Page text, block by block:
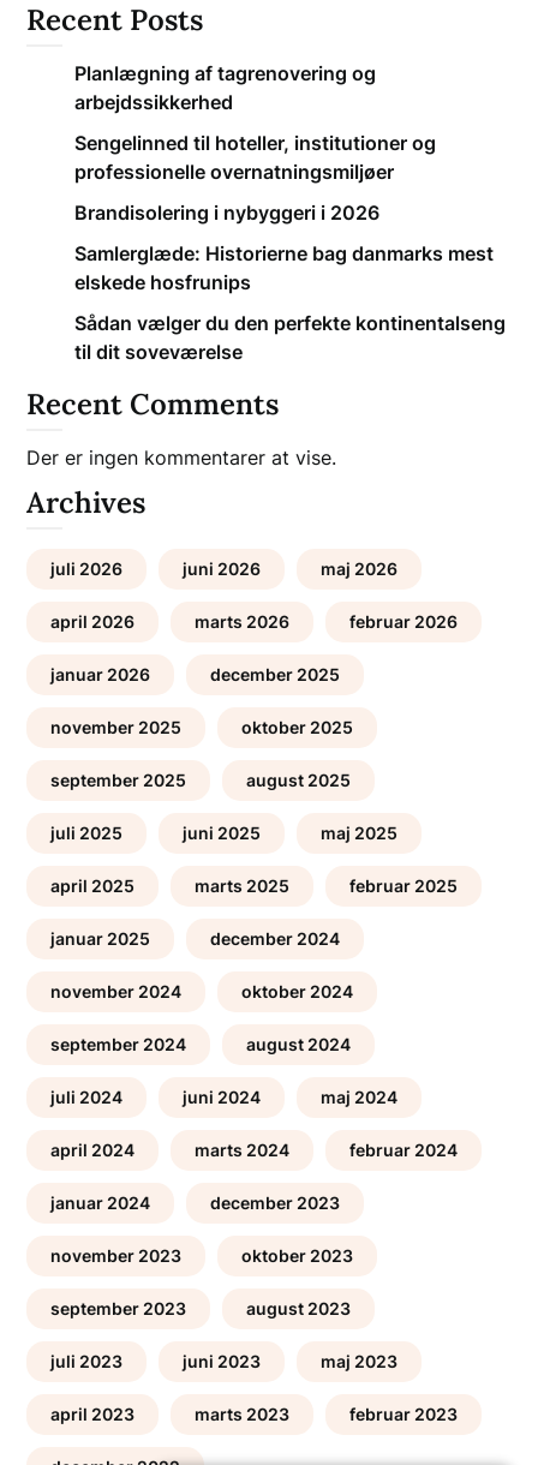
Recent Posts
Planlægning af tagrenovering og
arbejdssikkerhed
Sengelinned til hoteller, institutioner og
professionelle overnatningsmiljøer
Brandisolering i nybyggeri i 2026
Samlerglæde: Historierne bag danmarks mest
elskede hosfrunips
Sådan vælger du den perfekte kontinentalseng
til dit soveværelse
Recent Comments
Der er ingen kommentarer at vise.
Archives
juli 2026 juni 2026 maj 2026
april 2026 marts 2026 februar 2026
januar 2026 december 2025
november 2025 oktober 2025
september 2025 august 2025
juli 2025 juni 2025 maj 2025
april 2025 marts 2025 februar 2025
januar 2025 december 2024
november 2024 oktober 2024
september 2024 august 2024
juli 2024 juni 2024 maj 2024
april 2024 marts 2024 februar 2024
januar 2024 december 2023
november 2023 oktober 2023
september 2023 august 2023
juli 2023 juni 2023 maj 2023
april 2023 marts 2023 februar 2023